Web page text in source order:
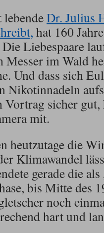
Dr. Julius
hat 160
Liebespaare
Messer im Wald
Und dass sich
Nikotinnadeln
Vortrag sicher
mit.
heutzutage die
Klimawandel
gerade die als
bis Mitte des
noch
hart und